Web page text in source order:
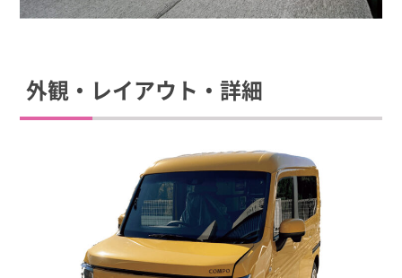
外観・レイアウト・詳細